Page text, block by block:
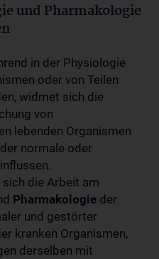
und Pharmakologie
in der Physiologie
oder von Teilen
widmet sich die
von
lebenden Organismen
normale oder
die Arbeit am
Pharmakologie der
und gestörter
kranken Organismen,
derselben mit